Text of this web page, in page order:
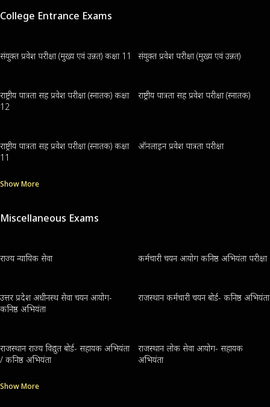
College Entrance Exams
संयुक्त प्रवेश परीक्षा (मुख्य एवं उन्नत) कक्षा 11 संयुक्त प्रवेश परीक्षा (मुख्य एवं उन्नत)
राष्ट्रीय पात्रता सह प्रवेश परीक्षा (स्नातक) कक्षा
12
राष्ट्रीय पात्रता सह प्रवेश परीक्षा (स्नातक)
राष्ट्रीय पात्रता सह प्रवेश परीक्षा (स्नातक) कक्षा
11
ऑनलाइन प्रवेश पात्रता परीक्षा
Show More
Miscellaneous Exams
राज्य न्यायिक सेवा कर्मचारी चयन आयोग कनिष्ठ अभियंता परीक्षा
उत्तर प्रदेश अधीनस्थ सेवा चयन आयोग-
कनिष्ठ अभियंता
राजस्थान कर्मचारी चयन बोर्ड- कनिष्ठ अभियंता
राजस्थान राज्य विद्युत बोर्ड- सहायक अभियंता
/ कनिष्ठ अभियंता
राजस्थान लोक सेवा आयोग- सहायक
अभियंता
Show More